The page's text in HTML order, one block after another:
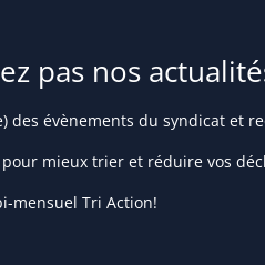
pas nos
des évènements du syndicat et
mieux trier et réduire vos
mensuel Tri Action!